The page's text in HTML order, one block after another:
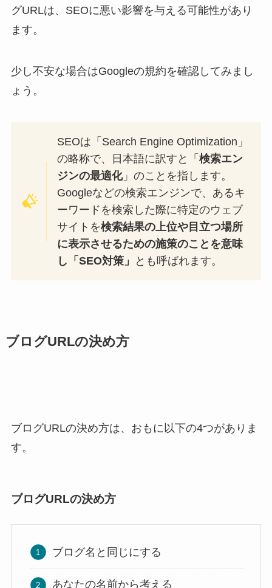
グURLは、SEOに悪い影響を与える可能性があり
ます。
少し不安な場合はGoogleの規約を確認してみまし
ょう。
SEOは「Search Engine Optimization」
の略称で、日本語に訳すと「検索エン
ジンの最適化」のことを指します。
Googleなどの検索エンジンで、あるキ
ーワードを検索した際に特定のウェブ
サイトを検索結果の上位や目立つ場所
に表示させるための施策のことを意味
し「SEO対策」
とも呼ばれます。
ブログURLの決め方
ブログURLの決め方は、おもに以下の4つがありま
す。
ブログURLの決め方
ブログ名と同じにする
あなたの名前から考える